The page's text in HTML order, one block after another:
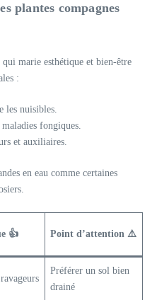
plantes compagnes
marie esthétique et bien-être
:
les nuisibles.
fongiques.
et auxiliaires.
en eau comme certaines
👍 Point d’attention ⚠️
Préférer un sol bien
drainé